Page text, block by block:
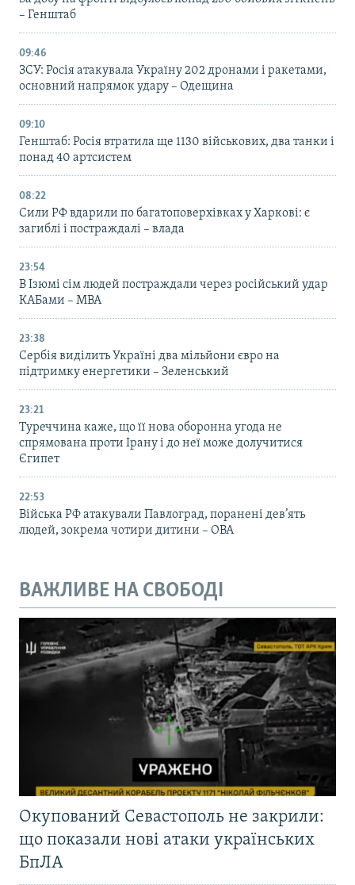
– Генштаб
09:46
ЗСУ: Росія атакувала Україну 202 дронами і ракетами,
основний напрямок удару – Одещина
09:10
Генштаб: Росія втратила ще 1130 військових, два танки і
понад 40 артсистем
08:22
Сили РФ вдарили по багатоповерхівках у Харкові: є
загиблі і постраждалі – влада
23:54
В Ізюмі сім людей постраждали через російський удар
КАБами – МВА
23:38
Сербія виділить Україні два мільйони євро на
підтримку енергетики – Зеленський
23:21
Туреччина каже, що її нова оборонна угода не
спрямована проти Ірану і до неї може долучитися
Єгипет
22:53
Війська РФ атакували Павлоград, поранені дев’ять
людей, зокрема чотири дитини – ОВА
ВАЖЛИВЕ НА СВОБОДІ
Окупований Севастополь не закрили:
що показали нові атаки українських
БпЛА